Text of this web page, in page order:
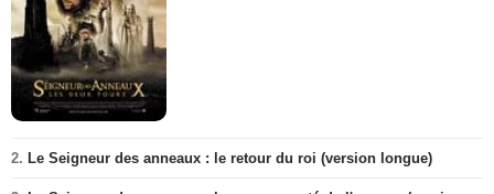
2. Le Seigneur des anneaux : le retour du roi (version longue)